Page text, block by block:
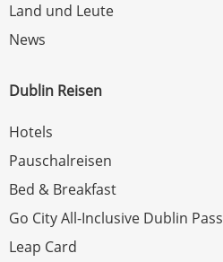
Land und Leute
News
Dublin Reisen
Hotels
Pauschalreisen
Bed & Breakfast
Go City All-Inclusive Dublin Pass
Leap Card